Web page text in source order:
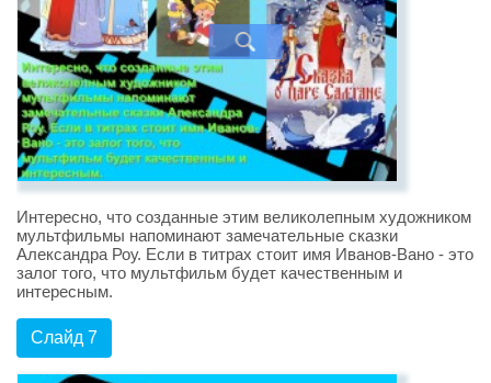
Интересно, что созданные этим великолепным художником
мультфильмы напоминают замечательные сказки
Александра Роу. Если в титрах стоит имя Иванов-Вано - это
залог того, что мультфильм будет качественным и
интересным.
Слайд 7